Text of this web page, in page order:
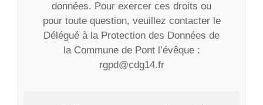
données. Pour exercer ces droits ou
pour toute question, veuillez contacter le
Délégué à la Protection des Données de
la Commune de Pont l’évêque :
rgpd@cdg14.fr